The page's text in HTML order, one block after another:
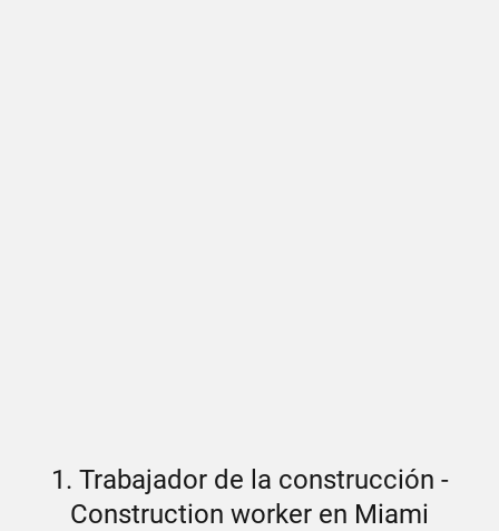
1. Trabajador de la construcción -
Construction worker en Miami